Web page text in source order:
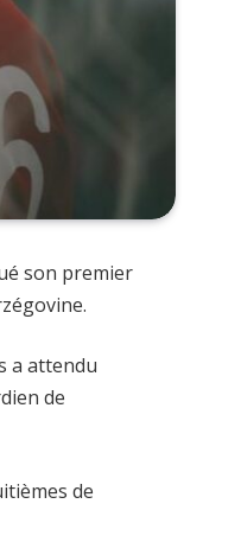
son premier
a attendu
de
de